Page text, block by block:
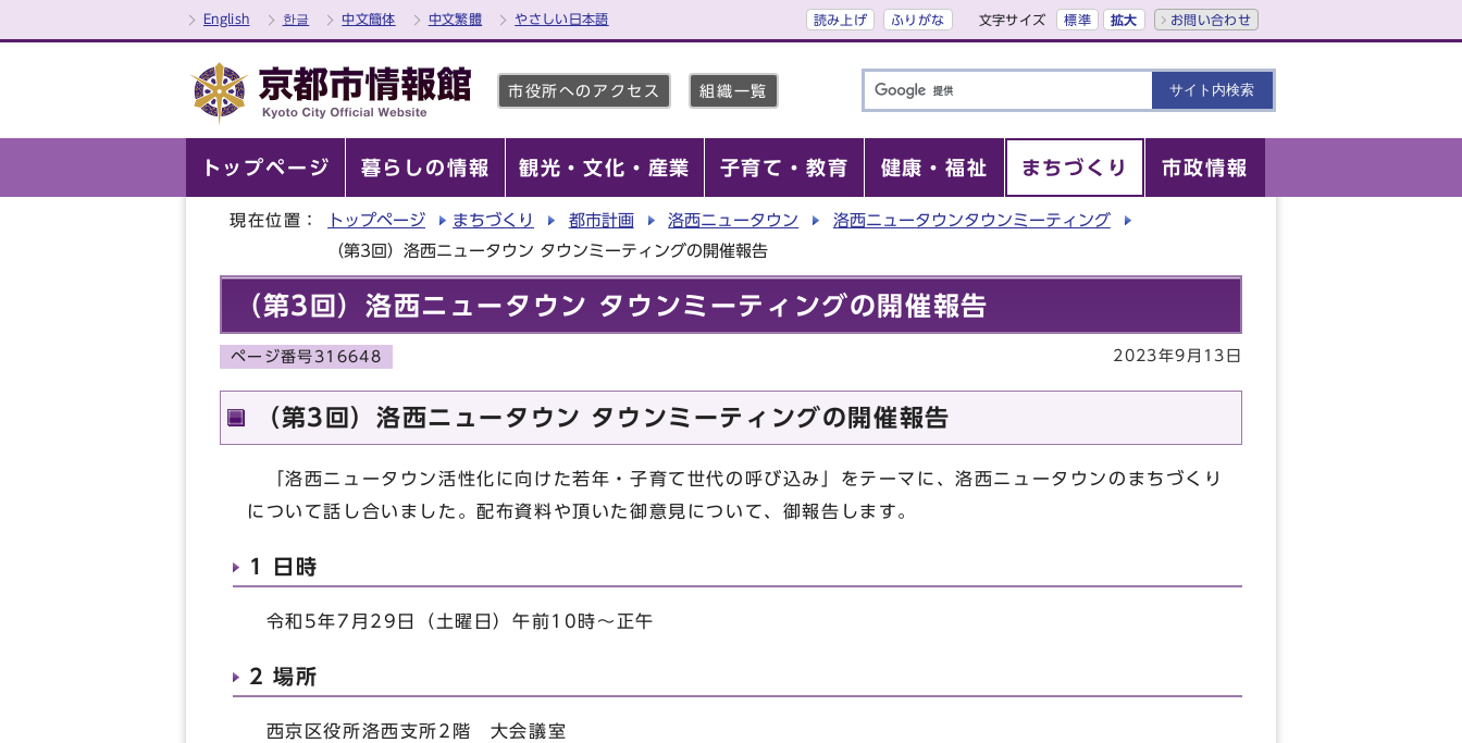
English 한글 中文簡体 中文繁體 やさしい日本語 読み上げ ふりがな 文字サイズ 標準 拡大 お問い合わせ
市役所へのアクセス 組織一覧
トップページ 暮らしの情報 観光・文化・産業 子育て・教育 健康・福祉 まちづくり 市政情報
現在位置： トップページ まちづくり 都市計画 洛西ニュータウン
洛西ニュータウンタウンミーティング
（第3回）洛西ニュータウン タウンミーティングの開催報告
（第3回）洛西ニュータウン タウンミーティングの開催報告
ページ番号316648 2023年9月13日
（第3回）洛西ニュータウン タウンミーティングの開催報告
「洛西ニュータウン活性化に向けた若年・子育て世代の呼び込み」をテーマに、洛西ニュータウンのまちづくり
について話し合いました。配布資料や頂いた御意見について、御報告します。
1 日時
令和5年7月29日（土曜日）午前10時～正午
2 場所
西京区役所洛西支所2階 大会議室